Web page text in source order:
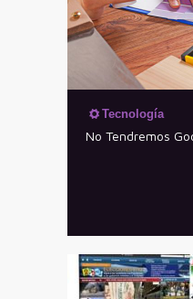
Tecnología
No Tendremos